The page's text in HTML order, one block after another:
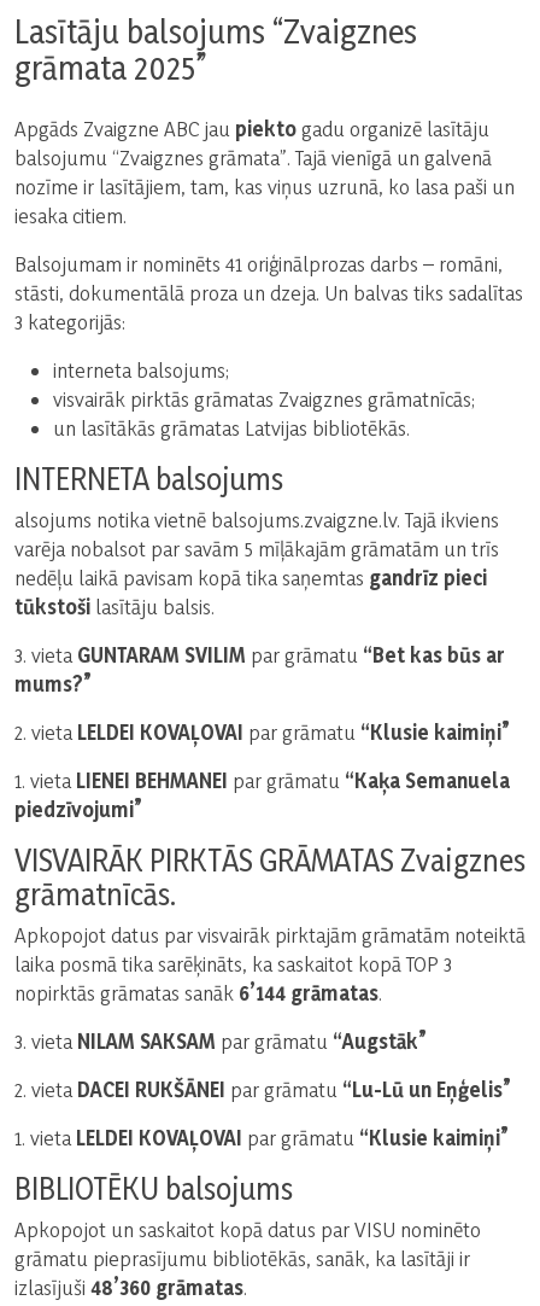
Lasītāju balsojums “Zvaigznes
grāmata 2025”
Apgāds Zvaigzne ABC jau piektogadu organizē lasītāju
balsojumu “Zvaigznes grāmata”. Tajā vienīgā un galvenā
nozīme ir lasītājiem, tam, kas viņus uzrunā, ko lasa paši un
iesaka citiem.
Balsojumam ir nominēts 41 oriģinālprozas darbs – romāni,
stāsti, dokumentālā proza un dzeja. Un balvas tiks sadalītas
3 kategorijās:
interneta balsojums;
visvairāk pirktās grāmatas Zvaigznes grāmatnīcās;
un lasītākās grāmatas Latvijas bibliotēkās.
INTERNETA balsojums
alsojums notika vietnē balsojums.zvaigzne.lv. Tajā ikviens
varēja nobalsot par savām 5 mīļākajām grāmatām un trīs
nedēļu laikā pavisam kopā tika saņemtas gandrīz pieci
tūkstoši lasītāju balsis.
3. vieta GUNTARAM SVILIM par grāmatu “Bet kas būs ar
mums?”
2. vieta LELDEI KOVAĻOVAI par grāmatu “Klusie kaimiņi”
1. vieta LIENEI BEHMANEI par grāmatu “Kaķa Semanuela
piedzīvojumi”
VISVAIRĀK PIRKTĀS GRĀMATAS Zvaigznes
grāmatnīcās.
Apkopojot datus par visvairāk pirktajām grāmatām noteiktā
laika posmā tika sarēķināts, ka saskaitot kopā TOP 3
nopirktās grāmatas sanāk 6’144 grāmatas.
3. vieta NILAM SAKSAM par grāmatu “Augstāk”
2. vieta DACEI RUKŠĀNEI par grāmatu “Lu-Lū un Eņģelis”
1. vieta LELDEI KOVAĻOVAI par grāmatu “Klusie kaimiņi”
BIBLIOTĒKU balsojums
Apkopojot un saskaitot kopā datus par VISU nominēto
grāmatu pieprasījumu bibliotēkās, sanāk, ka lasītāji ir
izlasījuši 48’360 grāmatas.